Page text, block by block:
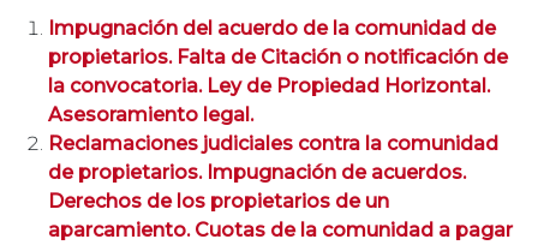
Impugnación del acuerdo de la comunidad de
propietarios. Falta de Citación o notificación de
la convocatoria. Ley de Propiedad Horizontal.
Asesoramiento legal.
Reclamaciones judiciales contra la comunidad
de propietarios. Impugnación de acuerdos.
Derechos de los propietarios de un
aparcamiento. Cuotas de la comunidad a pagar